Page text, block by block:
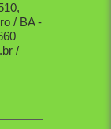
/ BA -
/
de
Vale